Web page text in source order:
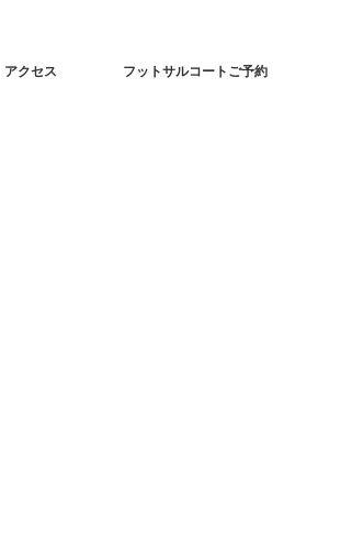
アクセス フットサルコートご予約